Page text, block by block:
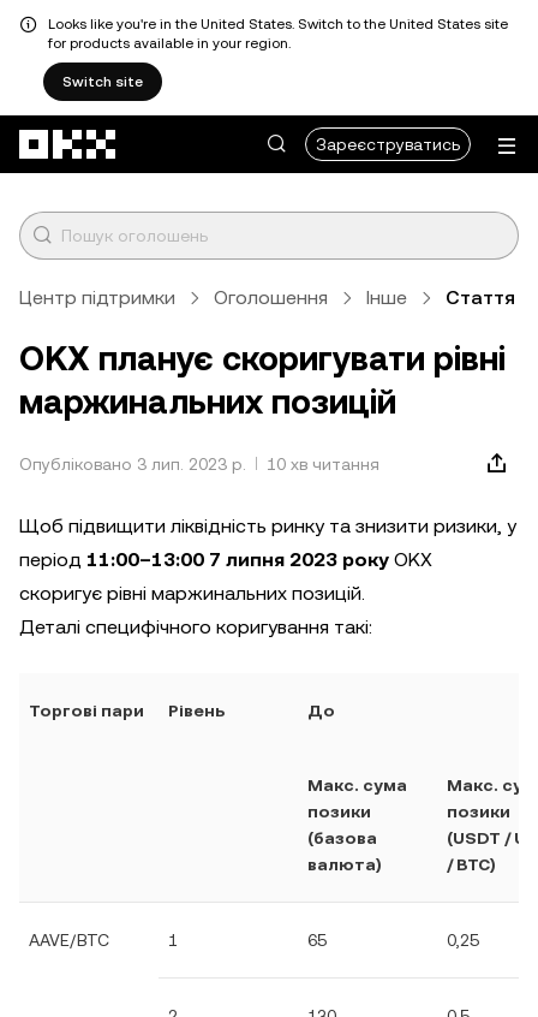
Looks like you're in the United States. Switch to the United States site
for products available in your region.
Switch site
Зареєструватись
Центр підтримки Оголошення Інше Стаття
OKX планує скоригувати рівні
маржинальних позицій
Опубліковано 3 лип. 2023 р. 10 хв читання
Щоб підвищити ліквідність ринку та знизити ризики, у
період 11:00–13:00 7 липня 2023 року OKX
скоригує рівні маржинальних позицій.
Деталі специфічного коригування такі:
Торгові пари Рівень До
Макс. сума
позики
(базова
валюта)
Макс.
позики
(USDT /
/ BTC)
AAVE/BTC 1 65 0,25